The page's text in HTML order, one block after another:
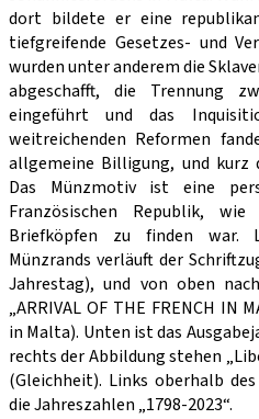
dort bildete er eine
tiefgreifende Gesetzes- und
wurden unter anderem die
abgeschafft, die Trennung
eingeführt und das
weitreichenden Reformen
allgemeine Billigung, und kurz
Das Münzmotiv ist eine
Französischen Republik,
Briefköpfen zu finden war.
Münzrands verläuft der
Jahrestag), und von oben
„ARRIVAL OF THE FRENCH IN
in Malta). Unten ist das
rechts der Abbildung stehen
(Gleichheit). Links oberhalb
die Jahreszahlen „1798-2023“.